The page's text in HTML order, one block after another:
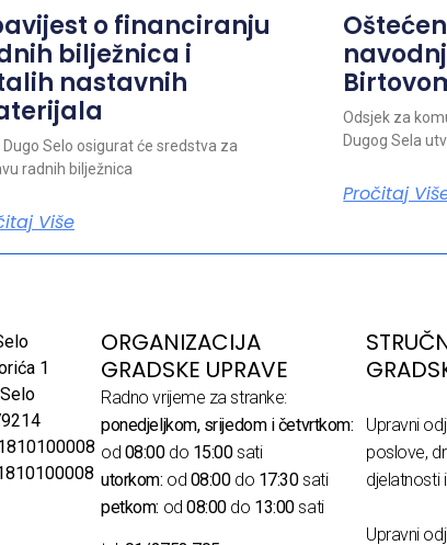
o financiranju
bilježnica i
nastavnih
Dugo Selo osigurat će sredstva za
radnih bilježnica
Više
Odsjek za
Dugog Sela
Pročitaj
1
ORGANIZACIJA
GRADSKE UPRAVE
Radno vrijeme za stranke:
ponedjeljkom, srijedom i četvrtkom:
od 08:00do 15:00sati
utorkom: od 08:00do 17:30sati
petkom: od08:00do 13:00sati
Upravni
poslove,
djelatnosti
Upravni